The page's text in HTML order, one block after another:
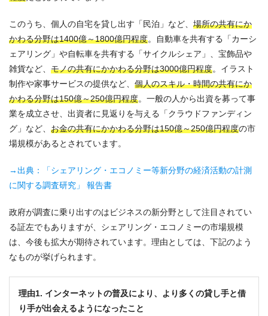
このうち、個人の自宅を貸し出す「民泊」など、 場所の共有にか
かわる分野は1400億～1800億円程度。自動車を共有する「カーシ
ェアリング」や自転車を共有する「サイクルシェア」、宝飾品や
雑貨など、 モノの共有にかかわる分野は3000億円程度。イラスト
制作や家事サービスの提供など、 個人のスキル・時間の共有にか
かわる分野は150億～250億円程度。一般の人から出資を募って事
業を成立させ、出資者に見返りを与える「クラウドファンディン
グ」など、 お金の共有にかかわる分野は150億～250億円程度の市
場規模があるとされています。
→出典：「シェアリング・エコノミー等新分野の経済活動の計測
に関する調査研究」 報告書
政府が調査に乗り出すのはビジネスの新分野として注目されてい
る証左でもありますが、シェアリング・エコノミーの市場規模
は、今後も拡大が期待されています。理由としては、下記のよう
なものが挙げられます。
理由1. インターネットの普及により、より多くの貸し手と借
り手が出会えるようになったこと